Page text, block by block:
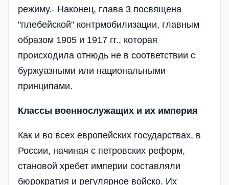
режиму.- Наконец, глава 3 посвящена
"плебейской" контрмобилизации, главным
образом 1905 и 1917 гг., которая
происходила отнюдь не в соответствии с
буржуазными или национальными
принципами.
Классы военнослужащих и их империя
Как и во всех европейских государствах, в
России, начиная с петровских реформ,
становой хребет империи составляли
бюрократия и регулярное войско. Их